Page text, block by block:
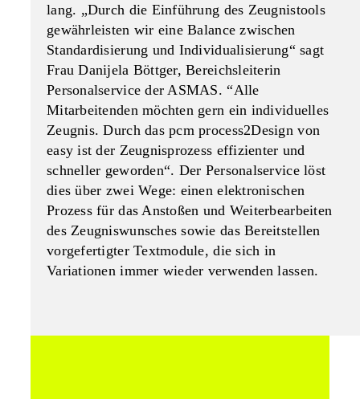
lang. „Durch die Einführung des Zeugnistools
gewährleisten wir eine Balance zwischen
Standardisierung und Individualisierung“ sagt
Frau Danijela Böttger, Bereichsleiterin
Personalservice der ASMAS. “Alle
Mitarbeitenden möchten gern ein individuelles
Zeugnis. Durch das pcm process2Design von
easy ist der Zeugnisprozess effizienter und
schneller geworden“. Der Personalservice löst
dies über zwei Wege: einen elektronischen
Prozess für das Anstoßen und Weiterbearbeiten
des Zeugniswunsches sowie das Bereitstellen
vorgefertigter Textmodule, die sich in
Variationen immer wieder verwenden lassen.